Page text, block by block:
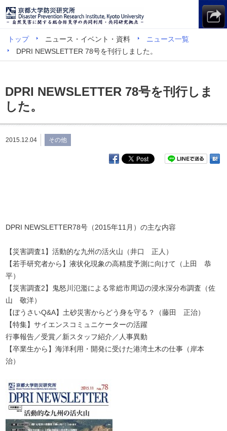
トップ ニュース・イベント・資料
ニュース一覧
DPRI NEWSLETTER 78号を刊行しました。
DPRI NEWSLETTER 78号を刊行しま
した。
2015.12.04 その他
DPRI NEWSLETTER78号（2015年11月）の主な内容
【災害調査1】活動的な九州の活火山（井口 正人）
【若手研究者から】液状化現象の高精度予測に向けて（上田 恭
平）
【災害調査2】鬼怒川氾濫による常総市周辺の浸水深分布調査（佐
山 敬洋）
【ぼうさいQ&A】土砂災害からどう身を守る？（藤田 正治）
【特集】サイエンスコミュニケーターの活躍
行事報告／受賞／新スタッフ紹介／人事異動
【卒業生から】海洋利用・開発に受けた港湾土木の仕事（岸本
治）